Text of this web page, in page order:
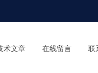
术文章 在线留言 联